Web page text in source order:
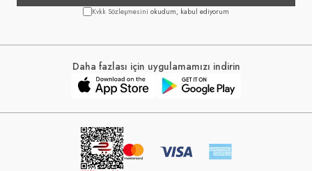
Kvkk Sözleşmesini okudum, kabul ediyorum
Daha fazlası için uygulamamızı indirin